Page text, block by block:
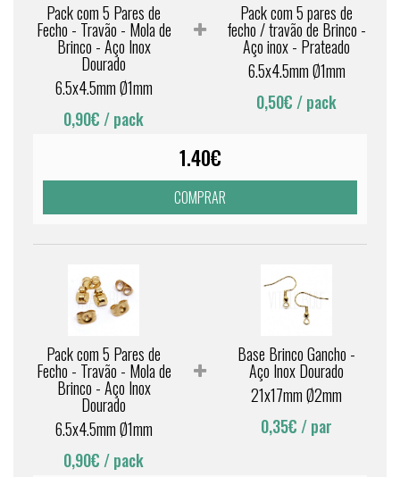
Pack com 5 Pares de
Fecho - Travão - Mola de
Brinco - Aço Inox
Dourado
6.5x4.5mm Ø1mm
0,90€ / pack
Pack com 5 pares de
fecho / travão de Brinco -
Aço inox - Prateado
6.5x4.5mm Ø1mm
0,50€ / pack
1.40€
COMPRAR
Pack com 5 Pares de
Fecho - Travão - Mola de
Brinco - Aço Inox
Dourado
6.5x4.5mm Ø1mm
0,90€ / pack
Base Brinco Gancho -
Aço Inox Dourado
21x17mm Ø2mm
0,35€ / par